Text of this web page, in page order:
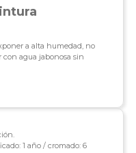
a alta humedad, no
agua jabonosa sin
1 año / cromado: 6